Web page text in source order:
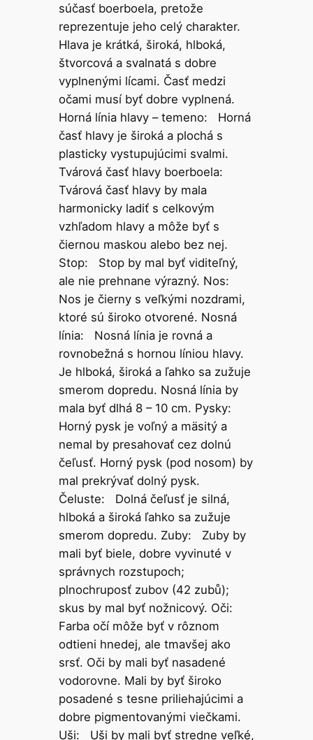
súčasť boerboela, pretože
reprezentuje jeho celý charakter.
Hlava je krátká, široká, hlboká,
štvorcová a svalnatá s dobre
vyplnenými lícami. Časť medzi
očami musí byť dobre vyplnená.
Horná línia hlavy – temeno: Horná
časť hlavy je široká a plochá s
plasticky vystupujúcimi svalmi.
Tvárová časť hlavy boerboela:
Tvárová časť hlavy by mala
harmonicky ladiť s celkovým
vzhľadom hlavy a môže byť s
čiernou maskou alebo bez nej.
Stop: Stop by mal byť viditeľný,
ale nie prehnane výrazný. Nos:
Nos je čierny s veľkými nozdrami,
ktoré sú široko otvorené. Nosná
línia: Nosná línia je rovná a
rovnobežná s hornou líniou hlavy.
Je hlboká, široká a ľahko sa zužuje
smerom dopredu. Nosná línia by
mala byť dlhá 8 – 10 cm. Pysky:
Horný pysk je voľný a mäsitý a
nemal by presahovať cez dolnú
čeľusť. Horný pysk (pod nosom) by
mal prekrývať dolný pysk.
Čeluste: Dolná čeľusť je silná,
hlboká a široká ľahko sa zužuje
smerom dopredu. Zuby: Zuby by
mali byť biele, dobre vyvinuté v
správnych rozstupoch;
plnochruposť zubov (42 zubů);
skus by mal byť nožnicový. Oči:
Farba očí môže byť v rôznom
odtieni hnedej, ale tmavšej ako
srsť. Oči by mali byť nasadené
vodorovne. Mali by byť široko
posadené s tesne priliehajúcimi a
dobre pigmentovanými viečkami.
Uši: Uši by mali byť stredne veľké,